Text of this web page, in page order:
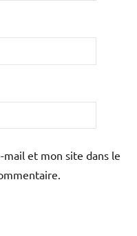
et mon site dans le